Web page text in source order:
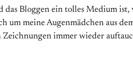
Bloggen ein tolles Medium
um meine Augenmädchen aus
immer wieder